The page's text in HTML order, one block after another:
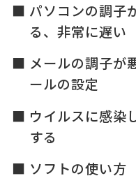
パソコンの調子
る、非常に遅い
メールの調子が
ールの設定
ウイルスに感染
する
ソフトの使い方